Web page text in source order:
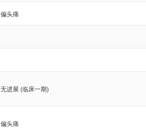
偏头痛
无进展 (临床一期)
偏头痛